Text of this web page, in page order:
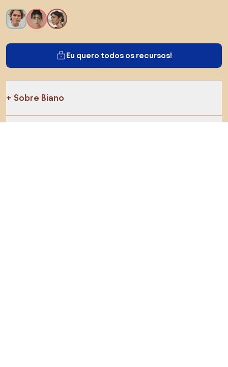
Eu quero todos os recursos!
Sobre Biano